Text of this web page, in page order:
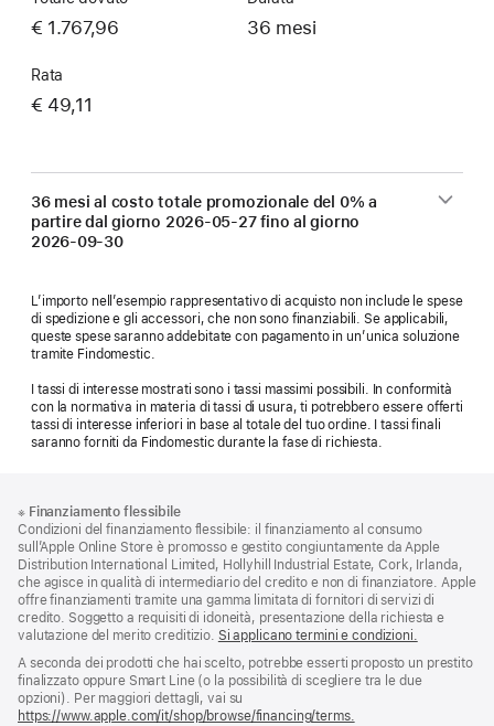
€ 1.767,96 36 mesi
Rata
€ 49,11
36 mesi al costo totale promozionale del 0% a
partire dal giorno 2026-05-27fino al giorno
2026-09-30
L’importo nell’esempio rappresentativo di acquisto non include le spese
di spedizione e gli accessori, che non sono finanziabili. Se applicabili,
queste spese saranno addebitate con pagamento in un’unica soluzione
tramite Findomestic.
I tassi di interesse mostrati sono i tassi massimi possibili. In conformità
con la normativa in materia di tassi di usura, ti potrebbero essere offerti
tassi di interesse inferiori in base al totale del tuo ordine. I tassi finali
saranno forniti da Findomestic durante la fase di richiesta.
di
pagina
a
piè
di
pagina
※ Finanziamento flessibile
Condizioni del finanziamento flessibile: il finanziamento al consumo
sull’Apple Online Store è promosso e gestito congiuntamente da Apple
Distribution International Limited, Hollyhill Industrial Estate, Cork, Irlanda,
che agisce in qualità di intermediario del credito e non di finanziatore. Apple
offre finanziamenti tramite una gamma limitata di fornitori di servizi di
credito. Soggetto a requisiti di idoneità, presentazione della richiesta e
valutazione del merito creditizio. Si applicano termini e condizioni.
A seconda dei prodotti che hai scelto, potrebbe esserti proposto un prestito
finalizzato oppure Smart Line (o la possibilità di scegliere tra le due
opzioni). Per maggiori dettagli, vai su
https://www.apple.com/it/shop/browse/financing/terms.